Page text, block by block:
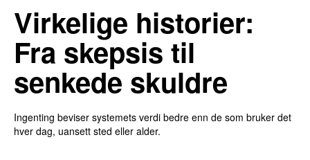
Virkelige historier:
Fra skepsis til
senkede skuldre
Ingenting beviser systemets verdi bedre enn de som bruker det
hver dag, uansett sted eller alder.